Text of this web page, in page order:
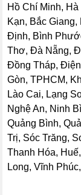
Hồ Chí Minh,
Kạn, Bắc
Định, Bình
Thơ, Đà Nẵng,
Đồng Tháp,
Gòn, TPHCM,
Lào Cai, Lạng
Nghệ An, Ninh
Quảng Bình,
Trị, Sóc Trăng,
Thanh Hóa,
Long, Vĩnh